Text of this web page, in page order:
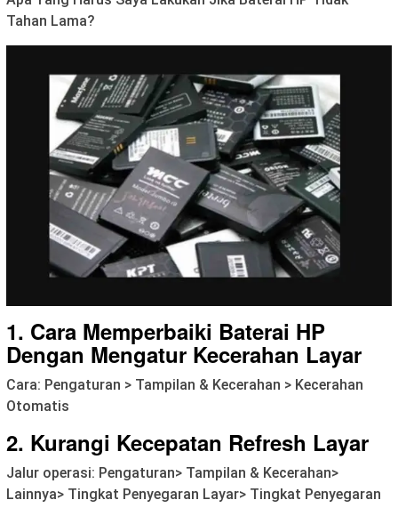
Tahan Lama?
1. Cara Memperbaiki Baterai HP
Dengan Mengatur Kecerahan Layar
Cara: Pengaturan > Tampilan & Kecerahan > Kecerahan
Otomatis
2. Kurangi Kecepatan Refresh Layar
Jalur operasi: Pengaturan> Tampilan & Kecerahan>
Lainnya> Tingkat Penyegaran Layar> Tingkat Penyegaran